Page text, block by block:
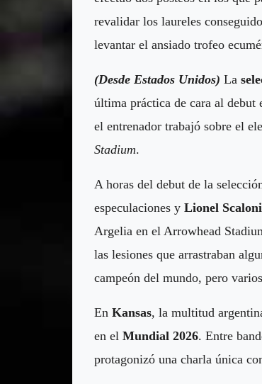
revalidar los laureles
levantar el ansiado trofeo
(Desde Estados Unidos) La
última práctica de cara al debut
el entrenador trabajó sobre el
Stadium.
A horas del debut de la
especulaciones y Lionel Scaloni
Argelia en el Arrowhead
las lesiones que arrastraban
campeón del mundo, pero
En Kansas, la multitud
en el Mundial 2026. Entre
protagonizó una charla única